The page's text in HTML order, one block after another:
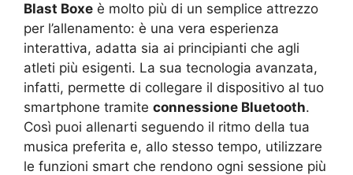
Blast Boxe è molto più di un semplice attrezzo
per l’allenamento: è una vera esperienza
interattiva, adatta sia ai principianti che agli
atleti più esigenti. La sua tecnologia avanzata,
infatti, permette di collegare il dispositivo al tuo
smartphone tramite connessione Bluetooth.
Così puoi allenarti seguendo il ritmo della tua
musica preferita e, allo stesso tempo, utilizzare
le funzioni smart che rendono ogni sessione più